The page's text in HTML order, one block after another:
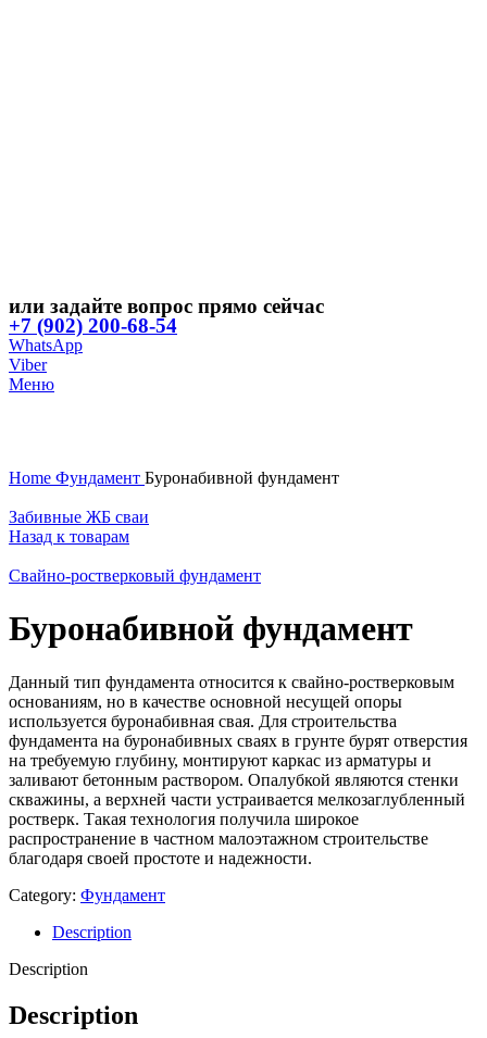
или задайте вопрос прямо сейчас
+7 (902) 200-68-54
WhatsApp
Viber
Меню
Home Фундамент Буронабивной фундамент
Забивные ЖБ сваи
Назад к товарам
Свайно-ростверковый фундамент
Буронабивной фундамент
Данный тип фундамента относится к свайно-ростверковым
основаниям, но в качестве основной несущей опоры
используется буронабивная свая. Для строительства
фундамента на буронабивных сваях в грунте бурят отверстия
на требуемую глубину, монтируют каркас из арматуры и
заливают бетонным раствором. Опалубкой являются стенки
скважины, а верхней части устраивается мелкозаглубленный
ростверк. Такая технология получила широкое
распространение в частном малоэтажном строительстве
благодаря своей простоте и надежности.
Category: Фундамент
Description
Description
Description